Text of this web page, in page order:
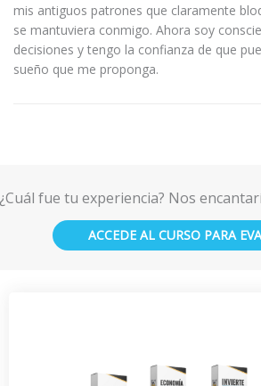
mis antiguos patrones que claramente
se mantuviera conmigo. Ahora soy
decisiones y tengo la confianza de que
sueño que me proponga.
fue tu experiencia? Nos
ACCEDE AL CURSO PARA